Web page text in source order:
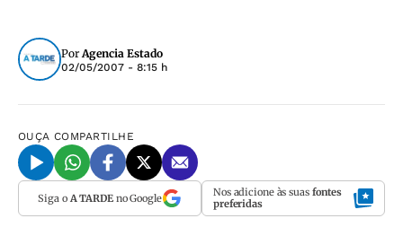
PorAgencia Estado
02/05/2007 - 8:15 h
OUÇA COMPARTILHE
Siga o A TARDEno Google Nos adicione às suas fontes
preferidas